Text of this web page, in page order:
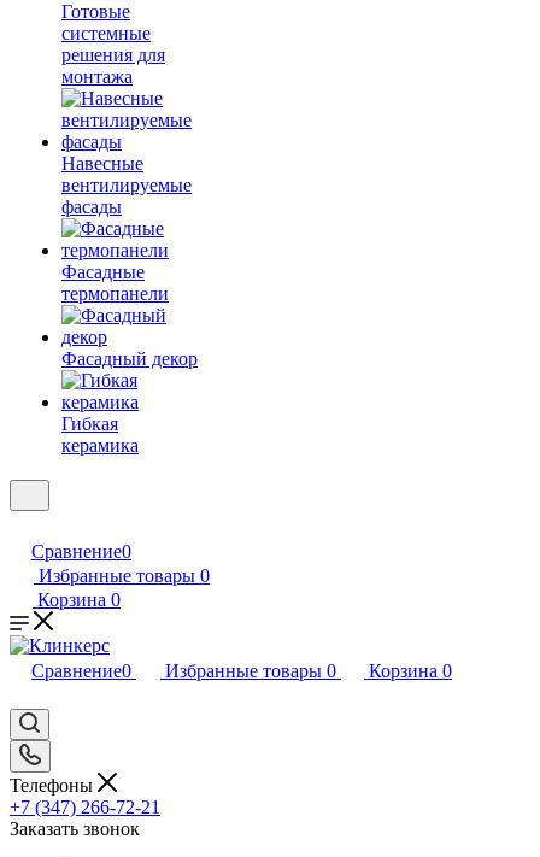
Готовые
системные
решения для
монтажа
Навесные
вентилируемые
фасады
Фасадные
термопанели
Фасадный декор
Гибкая
керамика
Сравнение0
Избранные товары 0
Корзина 0
Сравнение0 Избранные товары 0 Корзина 0
Телефоны
+7 (347) 266-72-21
Заказать звонок